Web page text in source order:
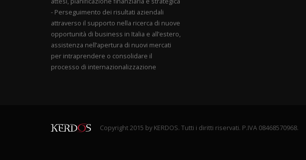
- Perseguimento dei risultati aziendali
attraverso il supporto nella ricerca di nuove
opportunità di business in Italia e all’estero,
assistenza nell’apertura di nuovi mercati
per intraprendere o consolidare il
processo di internazionalizzazione
Copyright 2015 by KERDOS. Tutti i diritti riservati. P.IVA 08468570968.